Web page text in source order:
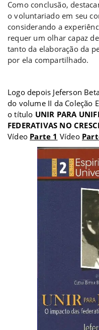
Como conclusão,
o voluntariado em seu
considerando a
requer um olhar capaz
tanto da elaboração da
por ela compartilhado.
Logo depois Jeferson
do volume II da Coleção
o título UNIR PARA
FEDERATIVAS NO
Vídeo Parte 1 Vídeo